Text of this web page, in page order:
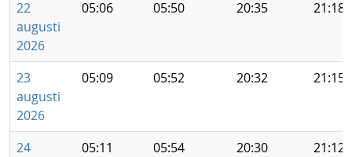
22
augusti
2026
05:06 05:50 20:35 21:18
23
augusti
2026
05:09 05:52 20:32 21:15
24
05:11 05:54 20:30 21:12